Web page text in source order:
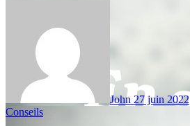
John 27 juin 2022
Conseils